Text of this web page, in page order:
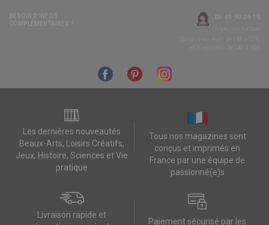
Les dernières nouveautés
Beaux-Arts, Loisirs Créatifs,
Jeux, Histoire, Sciences et Vie
pratique
Tous nos magazines sont
conçus et imprimés en
France par une équipe de
passionné(e)s
Livraison rapide et
Paiement sécurisé par les